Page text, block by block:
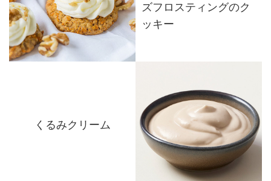
ズフロスティングのク
ッキー
くるみクリーム